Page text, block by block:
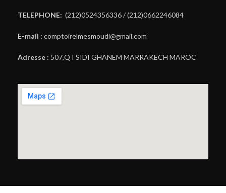
TELEPHONE: (212)0524356336 / (212)0662246084
E-mail : comptoirelmesmoudi@gmail.com
Adresse : 507,Q I SIDI GHANEM MARRAKECH MAROC